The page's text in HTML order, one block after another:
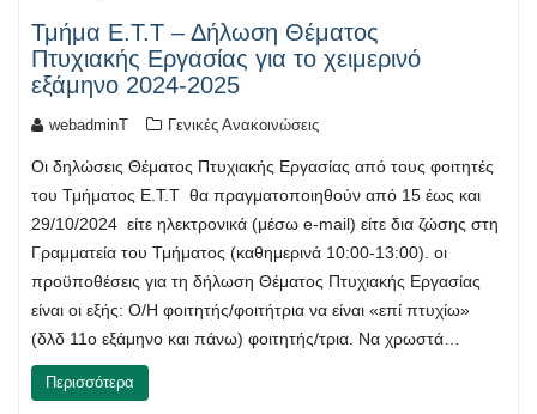
Τμήμα Ε.Τ.Τ – Δήλωση Θέματος
Πτυχιακής Εργασίας για το χειμερινό
εξάμηνο 2024-2025
webadminT Γενικές Ανακοινώσεις
Οι δηλώσεις Θέματος Πτυχιακής Εργασίας από τους φοιτητές
του Τμήματος Ε.Τ.Τ θα πραγματοποιηθούν από 15 έως και
29/10/2024 είτε ηλεκτρονικά (μέσω e-mail) είτε δια ζώσης στη
Γραμματεία του Τμήματος (καθημερινά 10:00-13:00). οι
προϋποθέσεις για τη δήλωση Θέματος Πτυχιακής Εργασίας
είναι οι εξής: Ο/Η φοιτητής/φοιτήτρια να είναι «επί πτυχίω»
(δλδ 11ο εξάμηνο και πάνω) φοιτητής/τρια. Να χρωστά…
Περισσότερα